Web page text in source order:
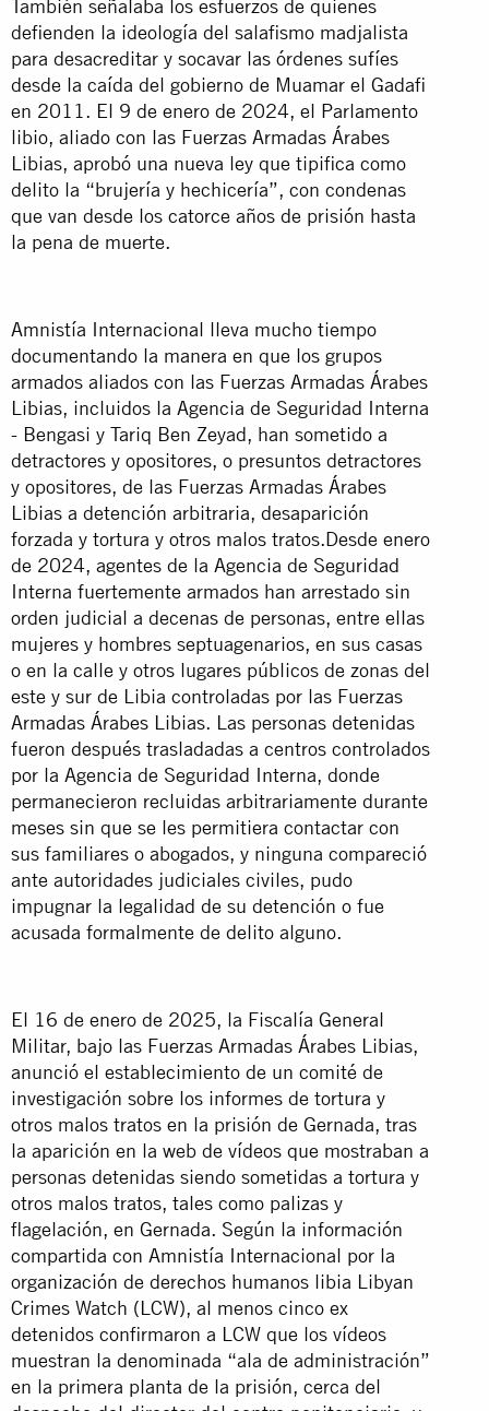
También señalaba los esfuerzos de quienes
defienden la ideología del salafismo madjalista
para desacreditar y socavar las órdenes sufíes
desde la caída del gobierno de Muamar el Gadafi
en 2011. El 9 de enero de 2024, el Parlamento
libio, aliado con las Fuerzas Armadas Árabes
Libias, aprobó una nueva ley que tipifica como
delito la “brujería y hechicería”, con condenas
que van desde los catorce años de prisión hasta
la pena de muerte.
Amnistía Internacional lleva mucho tiempo
documentando la manera en que los grupos
armados aliados con las Fuerzas Armadas Árabes
Libias, incluidos la Agencia de Seguridad Interna
- Bengasi y Tariq Ben Zeyad, han sometido a
detractores y opositores, o presuntos detractores
y opositores, de las Fuerzas Armadas Árabes
Libias a detención arbitraria, desaparición
forzada y tortura y otros malos tratos.Desde enero
de 2024, agentes de la Agencia de Seguridad
Interna fuertemente armados han arrestado sin
orden judicial a decenas de personas, entre ellas
mujeres y hombres septuagenarios, en sus casas
o en la calle y otros lugares públicos de zonas del
este y sur de Libia controladas por las Fuerzas
Armadas Árabes Libias. Las personas detenidas
fueron después trasladadas a centros controlados
por la Agencia de Seguridad Interna, donde
permanecieron recluidas arbitrariamente durante
meses sin que se les permitiera contactar con
sus familiares o abogados, y ninguna compareció
ante autoridades judiciales civiles, pudo
impugnar la legalidad de su detención o fue
acusada formalmente de delito alguno.
El 16 de enero de 2025, la Fiscalía General
Militar, bajo las Fuerzas Armadas Árabes Libias,
anunció el establecimiento de un comité de
investigación sobre los informes de tortura y
otros malos tratos en la prisión de Gernada, tras
la aparición en la web de vídeos que mostraban a
personas detenidas siendo sometidas a tortura y
otros malos tratos, tales como palizas y
flagelación, en Gernada. Según la información
compartida con Amnistía Internacional por la
organización de derechos humanos libia Libyan
Crimes Watch (LCW), al menos cinco ex
detenidos confirmaron a LCW que los vídeos
muestran la denominada “ala de administración”
en la primera planta de la prisión, cerca del